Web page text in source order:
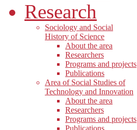
Research
Sociology and Social
History of Science
About the area
Researchers
Programs and projects
Publications
Area of Social Studies of
Technology and Innovation
About the area
Researchers
Programs and projects
Publications